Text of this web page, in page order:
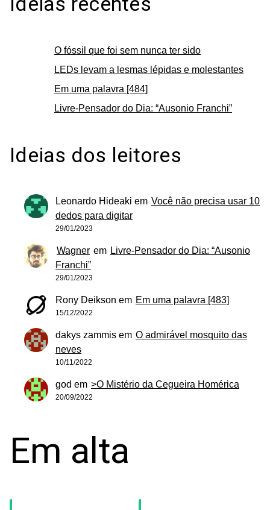
O fóssil que foi sem nunca ter sido
LEDs levam a lesmas lépidas e molestantes
Em uma palavra [484]
Livre-Pensador do Dia: “Ausonio Franchi”
Ideias dos leitores
Leonardo Hideaki em Você não precisa usar 10
dedos para digitar
29/01/2023
Wagner em Livre-Pensador do Dia: “Ausonio
Franchi”
29/01/2023
Rony Deikson em Em uma palavra [483]
15/12/2022
dakys zammis em O admirável mosquito das
neves
10/11/2022
god em >O Mistério da Cegueira Homérica
20/09/2022
Em alta